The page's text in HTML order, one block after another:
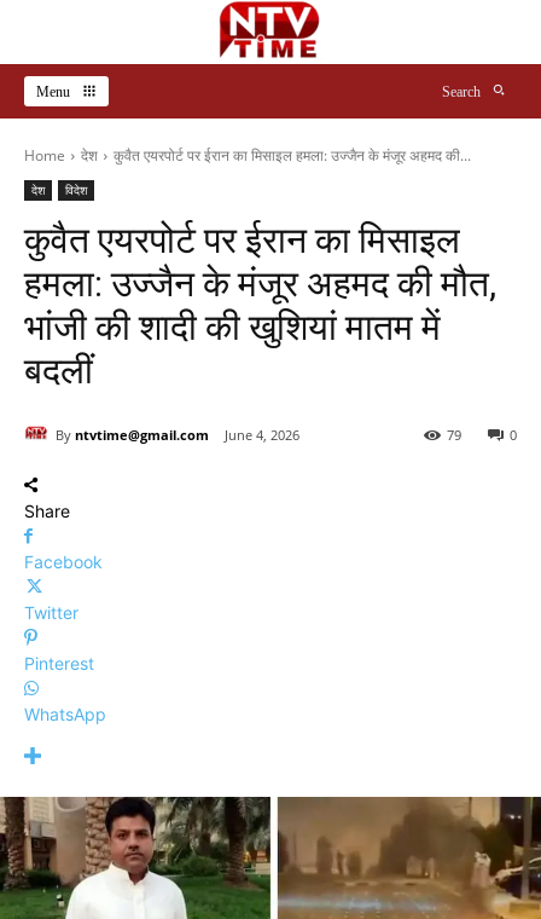
Menu Search
Home देश कुवैत एयरपोर्ट पर ईरान का मिसाइल हमला: उज्जैन के मंजूर अहमद की...
देश विदेश
कुवैत एयरपोर्ट पर ईरान का मिसाइल
हमला: उज्जैन के मंजूर अहमद की मौत,
भांजी की शादी की खुशियां मातम में
बदलीं
By ntvtime@gmail.com June 4, 2026 0
79
Share
Facebook
Twitter
Pinterest
WhatsApp